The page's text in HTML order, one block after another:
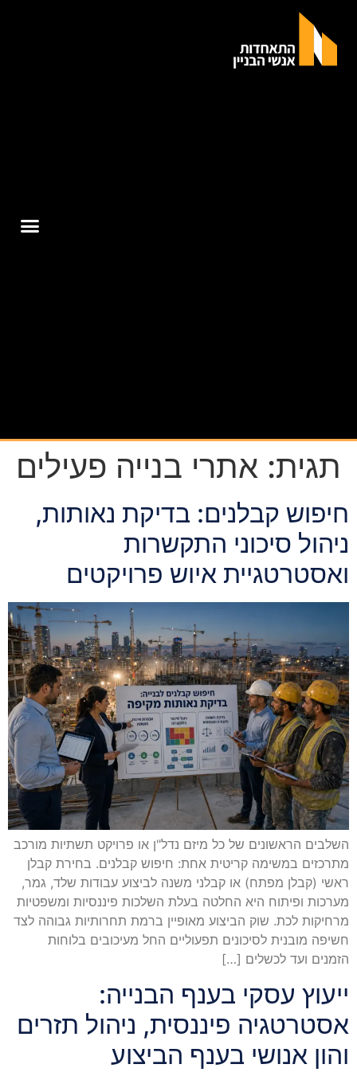
תגית: אתרי בנייה פעילים
חיפוש קבלנים: בדיקת נאותות,
ניהול סיכוני התקשרות
ואסטרטגיית איוש פרויקטים
השלבים הראשונים של כל מיזם נדל"ן או פרויקט תשתיות מורכב
מתרכזים במשימה קריטית אחת: חיפוש קבלנים. בחירת קבלן
ראשי (קבלן מפתח) או קבלני משנה לביצוע עבודות שלד, גמר,
מערכות ופיתוח היא החלטה בעלת השלכות פיננסיות ומשפטיות
מרחיקות לכת. שוק הביצוע מאופיין ברמת תחרותיות גבוהה לצד
חשיפה מובנית לסיכונים תפעוליים החל מעיכובים בלוחות
הזמנים ועד לכשלים […]
ייעוץ עסקי בענף הבנייה:
אסטרטגיה פיננסית, ניהול תזרים
והון אנושי בענף הביצוע